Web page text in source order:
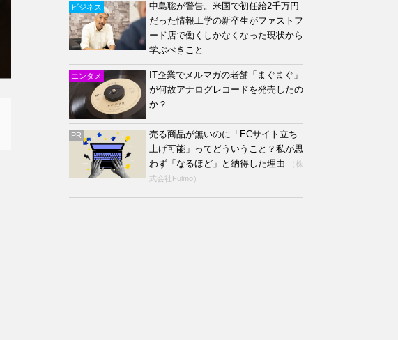
ビジネス
中島聡が警告。米国で初任給2千万円
だった情報工学の新卒生がファストフ
ード店で働くしかなくなった現状から
学ぶべきこと
エンタメ
IT企業でメルマガの老舗「まぐまぐ」
が何故アナログレコードを発売したの
か？
PR
売る商品が無いのに「ECサイト立ち
上げ可能」ってどういうこと？私が思
わず「なるほど」と納得した理由
（株
式会社Fulmo）